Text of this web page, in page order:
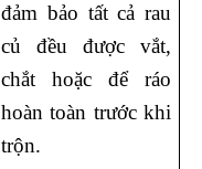
đảm bảo tất cả rau
củ đều được vắt,
chắt hoặc để ráo
hoàn toàn trước khi
trộn.